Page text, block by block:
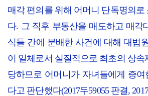
매각 편의를 위해 어머니 단독명의로
다. 그 직후 부동산을 매도하고 매각
식들 간에 분배한 사건에 대해 대법
이 일체로서 실질적으로 최초의 상속
당하므로 어머니가 자녀들에게 증
다고 판단했다(2017두59055 판결,